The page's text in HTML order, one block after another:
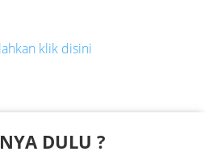
klik disini
DULU ?